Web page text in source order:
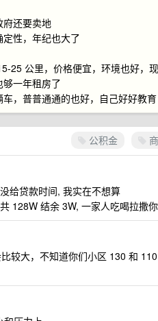
府还要卖地
性，年纪也大了
25 公里，价格便宜，环境也好，
一年租房了
，普普通通的也好，自己好好教育
公积金
给贷款时间, 我实在不想算
128W 结余 3W, 一家人吃喝拉撒
较大，不知道你们小区 130 和